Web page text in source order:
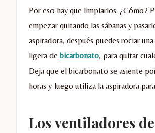
Por eso hay que limpiarlos. ¿Cómo?
empezar quitando las sábanas y
aspiradora, después puedes rociar
ligera de bicarbonato, para quitar
Deja que el bicarbonato se asiente
horas y luego utiliza la aspiradora
Los ventiladores